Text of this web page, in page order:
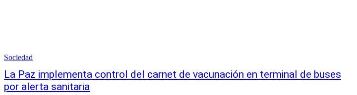
Sociedad
La Paz implementa control del carnet de vacunación en terminal de buses
por alerta sanitaria